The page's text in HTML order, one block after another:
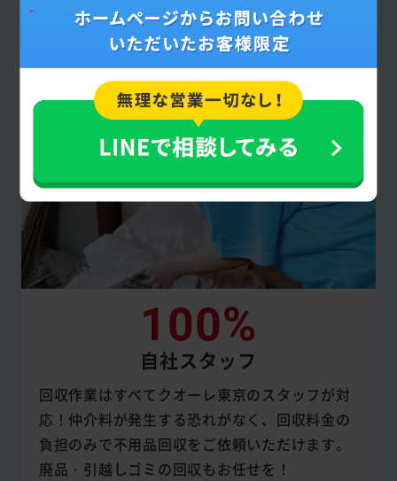
に追加で回収を依頼しない限り、原則として
提示した見積額通りです。
100%
自社スタッフ
回収作業はすべてクオーレ東京のスタッフが対
応！仲介料が発生する恐れがなく、回収料金の
負担のみで不用品回収をご依頼いただけます。
廃品・引越しゴミの回収もお任せを！